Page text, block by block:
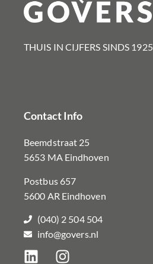
THUIS IN CIJFERS SINDS 1925​
Contact Info
Beemdstraat 25
5653 MA Eindhoven
Postbus 657
5600 AR Eindhoven
(040) 2 504 504
info@govers.nl